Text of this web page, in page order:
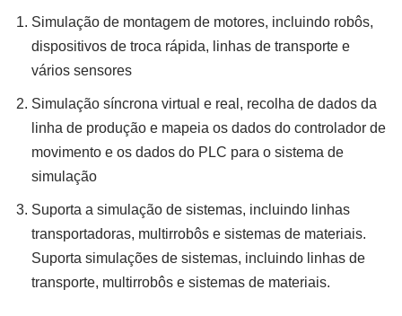
Simulação de montagem de motores, incluindo robôs,
dispositivos de troca rápida, linhas de transporte e
vários sensores
Simulação síncrona virtual e real, recolha de dados da
linha de produção e mapeia os dados do controlador de
movimento e os dados do PLC para o sistema de
simulação
Suporta a simulação de sistemas, incluindo linhas
transportadoras, multirrobôs e sistemas de materiais.
Suporta simulações de sistemas, incluindo linhas de
transporte, multirrobôs e sistemas de materiais.